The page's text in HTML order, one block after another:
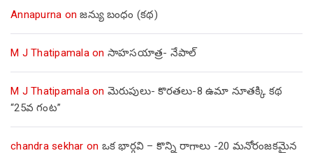
Annapurna onజన్యు బంధం (కథ)
M J Thatipamalaon సాహసయాత్ర- నేపాల్‌
M J Thatipamalaon మెరుపులు- కొరతలు-8 ఉమా నూతక్కి కథ
“25వ గంట”
chandra sekhar on ఒక భార్గవి – కొన్ని రాగాలు -20 మనోరంజకమైన